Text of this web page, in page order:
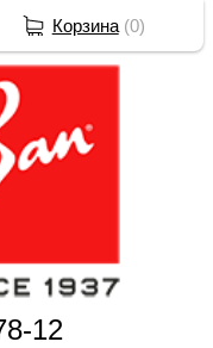
12
Корзина(0)